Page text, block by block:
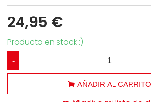
24,95 €
Producto en stock :)
-
AÑADIR AL CARRITO